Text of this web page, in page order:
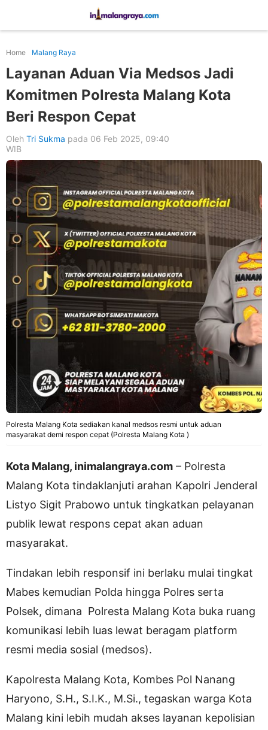
Home Malang Raya
Layanan Aduan Via Medsos Jadi
Komitmen Polresta Malang Kota
Beri Respon Cepat
Oleh Tri Sukma pada 06 Feb 2025, 09:40
WIB
Polresta Malang Kota sediakan kanal medsos resmi untuk aduan
masyarakat demi respon cepat (Polresta Malang Kota )
Kota Malang, inimalangraya.com – Polresta
Malang Kota tindaklanjuti arahan Kapolri Jenderal
Listyo Sigit Prabowo untuk tingkatkan pelayanan
publik lewat respons cepat akan aduan
masyarakat.
Tindakan lebih responsif ini berlaku mulai tingkat
Mabes kemudian Polda hingga Polres serta
Polsek, dimana Polresta Malang Kota buka ruang
komunikasi lebih luas lewat beragam platform
resmi media sosial (medsos).
Kapolresta Malang Kota, Kombes Pol Nanang
Haryono, S.H., S.I.K., M.Si., tegaskan warga Kota
Malang kini lebih mudah akses layanan kepolisian